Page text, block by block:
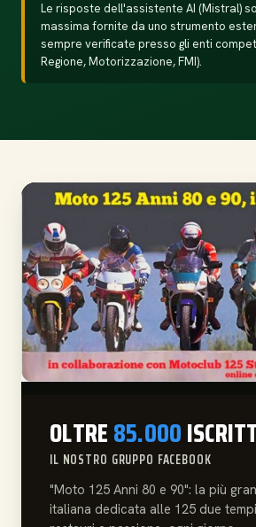
Le risposte dell'assistente AI (Mistral)
massima fornite da uno strumento
sempre verificate presso gli enti
Regione, Motorizzazione, FMI).
OLTRE85.000
IL NOSTRO GRUPPO FACEBOOK
"Moto 125 Anni 80 e 90": la più
italiana dedicata alle 125 due